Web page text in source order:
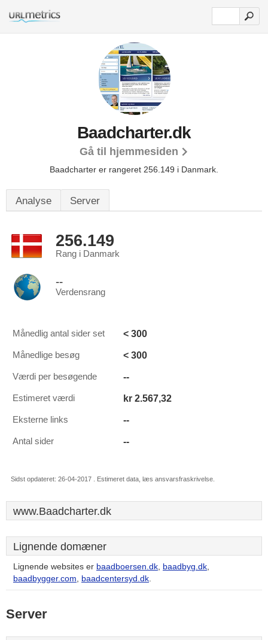
Baadcharter.dk
Gå til hjemmesiden
Baadcharter er rangeret 256.149 i Danmark.
Analyse Server
256.149
Rang i Danmark
--
Verdensrang
Månedlig antal sider set < 300
Månedlige besøg < 300
Værdi per besøgende --
Estimeret værdi kr 2.567,32
Eksterne links --
Antal sider --
Sidst opdateret: 26-04-2017 . Estimeret data, læs ansvarsfraskrivelse.
www.Baadcharter.dk
Lignende domæner
Lignende websites er baadboersen.dk, baadbyg.dk,
baadbygger.com, baadcentersyd.dk.
Server